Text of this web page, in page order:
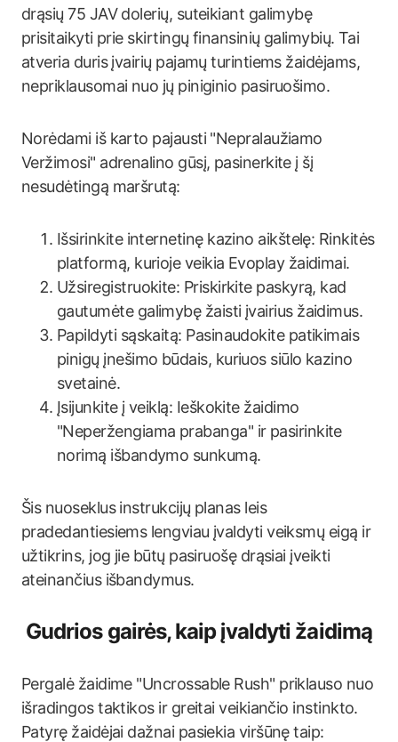
drąsių 75 JAV dolerių, suteikiant galimybę
prisitaikyti prie skirtingų finansinių galimybių. Tai
atveria duris įvairių pajamų turintiems žaidėjams,
nepriklausomai nuo jų piniginio pasiruošimo.
Norėdami iš karto pajausti "Nepralaužiamo
Veržimosi" adrenalino gūsį, pasinerkite į šį
nesudėtingą maršrutą:
Išsirinkite internetinę kazino aikštelę: Rinkitės
platformą, kurioje veikia Evoplay žaidimai.
Užsiregistruokite: Priskirkite paskyrą, kad
gautumėte galimybę žaisti įvairius žaidimus.
Papildyti sąskaitą: Pasinaudokite patikimais
pinigų įnešimo būdais, kuriuos siūlo kazino
svetainė.
Įsijunkite į veiklą: Ieškokite žaidimo
"Neperžengiama prabanga" ir pasirinkite
norimą išbandymo sunkumą.
Šis nuoseklus instrukcijų planas leis
pradedantiesiems lengviau įvaldyti veiksmų eigą ir
užtikrins, jog jie būtų pasiruošę drąsiai įveikti
ateinančius išbandymus.
Gudrios gairės, kaip įvaldyti žaidimą
Pergalė žaidime "Uncrossable Rush" priklauso nuo
išradingos taktikos ir greitai veikiančio instinkto.
Patyrę žaidėjai dažnai pasiekia viršūnę taip: